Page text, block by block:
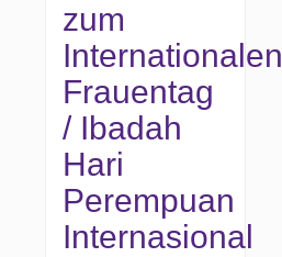
zum
Internationalen
Frauentag
/ Ibadah
Hari
Perempuan
Internasional